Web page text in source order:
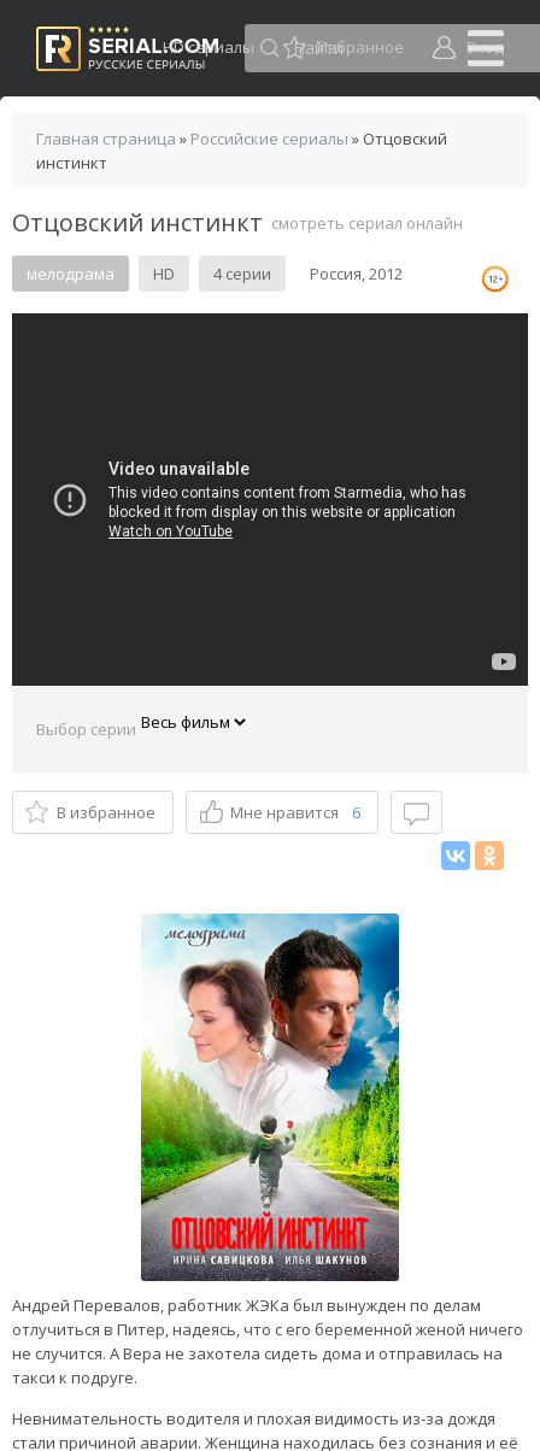
HD сериалы Избранное Вход
Главная страница » Российские сериалы » Отцовский
инстинкт
Отцовский инстинкт смотреть сериал онлайн
мелодрама HD 4 серии Россия, 2012
Выбор серии
В избранное Мне нравится 6
Андрей Перевалов, работник ЖЭКа был вынужден по делам
отлучиться в Питер, надеясь, что с его беременной женой ничего
не случится. А Вера не захотела сидеть дома и отправилась на
такси к подруге.
Невнимательность водителя и плохая видимость из-за дождя
стали причиной аварии. Женщина находилась без сознания и её